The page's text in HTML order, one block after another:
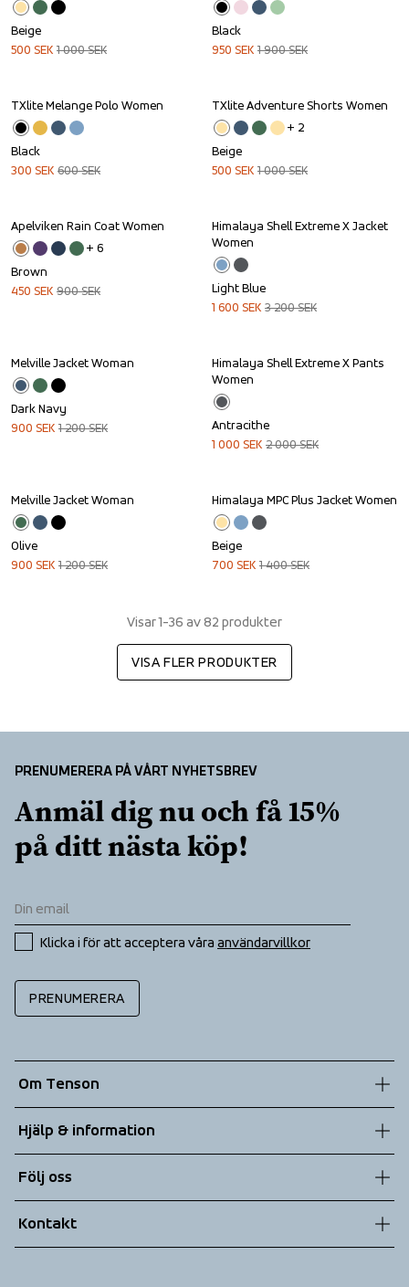
Beige
500 SEK 1 000SEK
Black
950 SEK 1 900SEK
Sale
TXlite Melange Polo Women
Black
300 SEK 600SEK
Sale
TXlite Adventure Shorts Women
+ 2
Beige
500 SEK 1 000SEK
Sale
Apelviken Rain Coat Women
+ 6
Brown
450 SEK 900SEK
Sale
Himalaya Shell Extreme X Jacket
Women
Light Blue
1 600 SEK 3 200SEK
Sale
Melville Jacket Woman
Dark Navy
900 SEK 1 200SEK
Sale
Himalaya Shell Extreme X Pants
Women
Antracithe
1 000 SEK 2 000SEK
Sale
Melville Jacket Woman
Olive
900 SEK 1 200SEK
Sale
Himalaya MPC Plus Jacket Women
Beige
700 SEK 1 400SEK
Visar 1-36 av 82 produkter
VISA FLER PRODUKTER
PRENUMERERA PÅ VÅRT NYHETSBREV
Anmäl dig nu och få 15%
på ditt nästa köp!
Klicka i för att acceptera våra användarvillkor
PRENUMERERA
Om Tenson
Hållbarhet
Teknologier
Hjälp & information
Allmänna villkor
Returer
Följ oss
Kontakt